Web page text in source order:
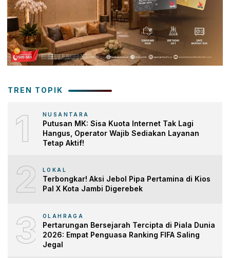
TREN TOPIK
1 NUSANTARA
Putusan MK: Sisa Kuota Internet Tak Lagi
Hangus, Operator Wajib Sediakan Layanan
Tetap Aktif!
2 LOKAL
Terbongkar! Aksi Jebol Pipa Pertamina di Kios
Pal X Kota Jambi Digerebek
3 OLAHRAGA
Pertarungan Bersejarah Tercipta di Piala Dunia
2026: Empat Penguasa Ranking FIFA Saling
Jegal